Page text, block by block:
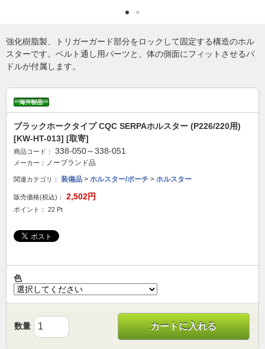
強化樹脂製、トリガーガード部分をロックして固定する構造のホル
スターです。ベルト通し用パーツと、体の側面にフィットさせるパ
ドルが付属します。
ブラックホークタイプ CQC SERPAホルスター (P226/220用)
[KW-HT-013] [取寄]
商品コード： 338-050～338-051
メーカー： ノーブランド品
関連カテゴリ： 装備品 > ホルスター/ポーチ > ホルスター
販売価格(税込)： 2,502円
ポイント： 22 Pt
色
数量 カートに入れる